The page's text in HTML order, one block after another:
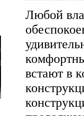
Любой
встают в